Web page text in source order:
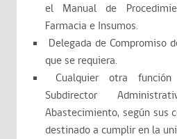
el Manual de
Farmacia e Insumos.
Delegada de Compromiso
que se requiera.
Cualquier otra
Subdirector
Abastecimiento, según sus
destinado a cumplir en la